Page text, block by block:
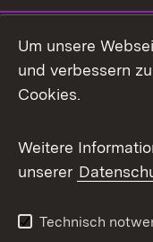
X / Twitter
Youtube
Kontakt
Um unsere
und verbessern
Cookies.
Weitere
unserer
Technisch